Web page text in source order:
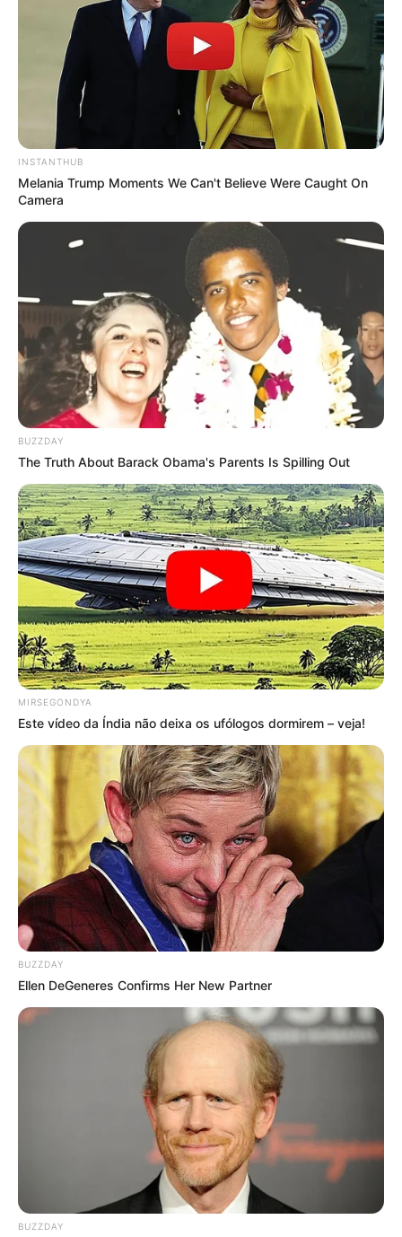
INSTANTHUB
Melania Trump Moments We Can't Believe Were Caught On
Camera
BUZZDAY
The Truth About Barack Obama's Parents Is Spilling Out
MIRSEGONDYA
Este vídeo da Índia não deixa os ufólogos dormirem – veja!
BUZZDAY
Ellen DeGeneres Confirms Her New Partner
BUZZDAY